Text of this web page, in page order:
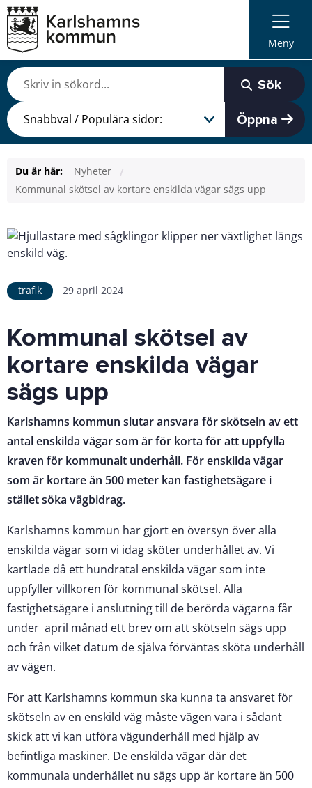
Meny
Sök
Öppna
Du är här:
Nyheter
Kommunal skötsel av kortare enskilda vägar sägs upp
trafik 29 april 2024
Kommunal skötsel av
kortare enskilda vägar
sägs upp
Karlshamns kommun slutar ansvara för skötseln av ett
antal enskilda vägar som är för korta för att uppfylla
kraven för kommunalt underhåll. För enskilda vägar
som är kortare än 500 meter kan fastighetsägare i
stället söka vägbidrag.
Karlshamns kommun har gjort en översyn över alla
enskilda vägar som vi idag sköter underhållet av. Vi
kartlade då ett hundratal enskilda vägar som inte
uppfyller villkoren för kommunal skötsel. Alla
fastighetsägare i anslutning till de berörda vägarna får
under april månad ett brev om att skötseln sägs upp
och från vilket datum de själva förväntas sköta underhåll
av vägen.
För att Karlshamns kommun ska kunna ta ansvaret för
skötseln av en enskild väg måste vägen vara i sådant
skick att vi kan utföra vägunderhåll med hjälp av
befintliga maskiner. De enskilda vägar där det
kommunala underhållet nu sägs upp är kortare än 500